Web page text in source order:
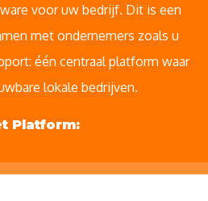
voor uw bedrijf. Dit is een
met ondernemers zoals u
één centraal platform waar
lokale bedrijven.
Platform: